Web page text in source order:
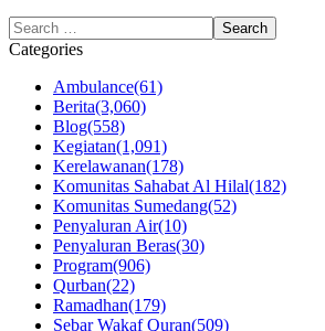
Categories
Ambulance(61)
Berita(3,060)
Blog(558)
Kegiatan(1,091)
Kerelawanan(178)
Komunitas Sahabat Al Hilal(182)
Komunitas Sumedang(52)
Penyaluran Air(10)
Penyaluran Beras(30)
Program(906)
Qurban(22)
Ramadhan(179)
Sebar Wakaf Quran(509)